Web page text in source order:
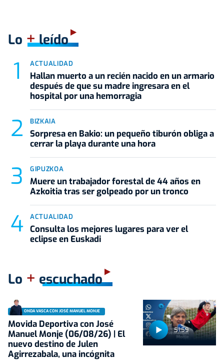
Lo +leído
ACTUALIDAD
Hallan muerto a un recién nacido en un armario
después de que su madre ingresara en el
hospital por una hemorragia
BIZKAIA
Sorpresa en Bakio: un pequeño tiburón obliga a
cerrar la playa durante una hora
GIPUZKOA
Muere un trabajador forestal de 44 años en
Azkoitia tras ser golpeado por un tronco
ACTUALIDAD
Consulta los mejores lugares para ver el
eclipse en Euskadi
Lo + escuchado
51:59
ONDA VASCA CON JOSÉ MANUEL MONJE
Movida Deportiva con José
Manuel Monje (06/08/26) | El
nuevo destino de Julen
Agirrezabala, una incógnita